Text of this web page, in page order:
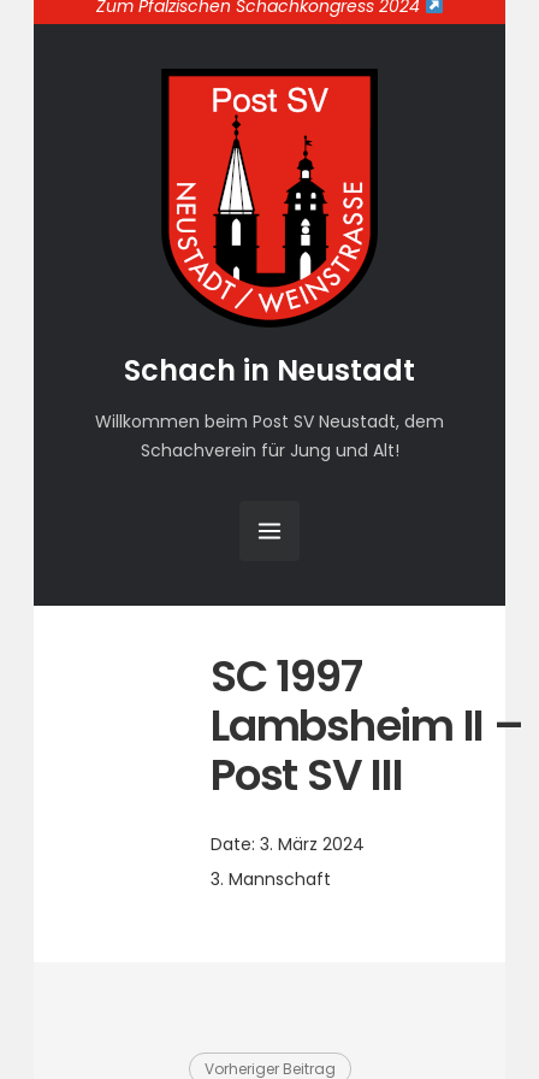
Zum Pfälzischen Schachkongress 2024
Schach in Neustadt
Willkommen beim Post SV Neustadt, dem
Schachverein für Jung und Alt!
SC 1997
Lambsheim II –
Post SV III
Date:3. März 2024
3. Mannschaft
Vorheriger Beitrag